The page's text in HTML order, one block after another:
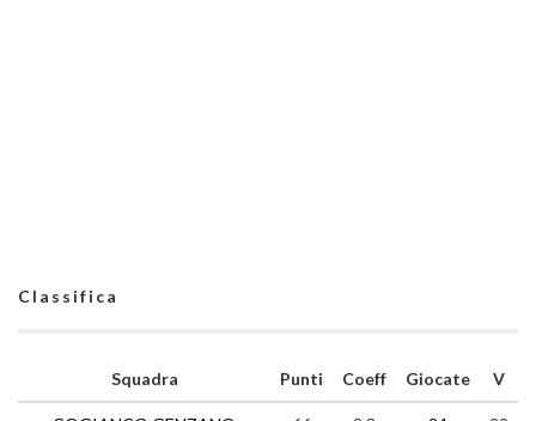
Classifica
Squadra Punti Coeff Giocate V